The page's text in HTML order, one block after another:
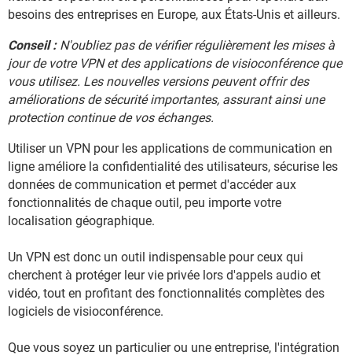
besoins des entreprises en Europe, aux États-Unis et ailleurs.
Conseil :N'oubliez pas de vérifier régulièrement les mises à
jour de votre VPN et des applications de visioconférence que
vous utilisez. Les nouvelles versions peuvent offrir des
améliorations de sécurité importantes, assurant ainsi une
protection continue de vos échanges.
Utiliser un VPN pour les applications de communication en
ligne améliore la confidentialité des utilisateurs, sécurise les
données de communication et permet d'accéder aux
fonctionnalités de chaque outil, peu importe votre
localisation géographique.
Un VPN est donc un outil indispensable pour ceux qui
cherchent à protéger leur vie privée lors d'appels audio et
vidéo, tout en profitant des fonctionnalités complètes des
logiciels de visioconférence.
Que vous soyez un particulier ou une entreprise, l'intégration